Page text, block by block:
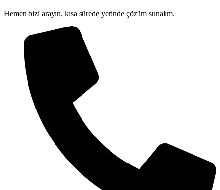
Hemen bizi arayın, kısa sürede yerinde çözüm sunalım.